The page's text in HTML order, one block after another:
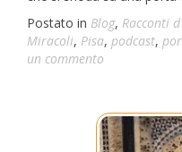
Postato in Blog, Racconti
Miracoli, Pisa, podcast,
un commento